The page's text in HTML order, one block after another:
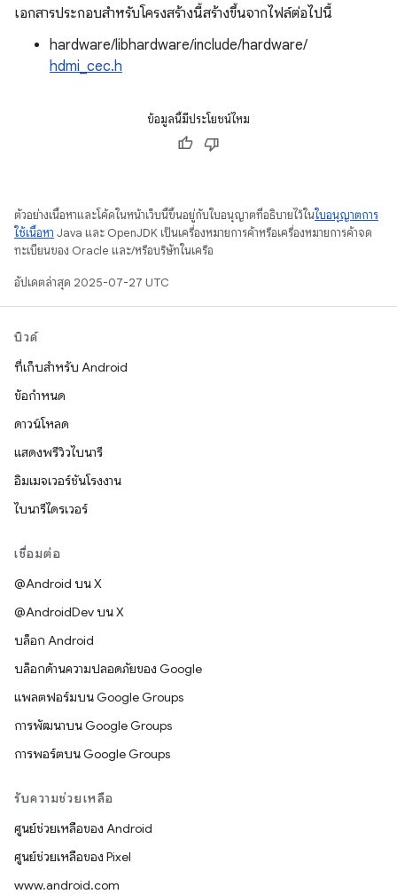
เอกสารประกอบสำหรับโครงสร้างนี้สร้างขึ้นจากไฟล์ต่อไปนี้
hardware/libhardware/include/hardware/
hdmi_cec.h
ข้อมูลนี้มีประโยชน์ไหม
ตัวอย่างเนื้อหาและโค้ดในหน้าเว็บนี้ขึ้นอยู่กับใบอนุญาตที่อธิบายไว้ในใบอนุญาตการ
ใช้เนื้อหา Java และ OpenJDK เป็นเครื่องหมายการค้าหรือเครื่องหมายการค้าจด
ทะเบียนของ Oracle และ/หรือบริษัทในเครือ
อัปเดตล่าสุด 2025-07-27 UTC
บิวด์
ที่เก็บสำหรับ Android
ข้อกำหนด
ดาวน์โหลด
แสดงพรีวิวไบนารี
อิมเมจเวอร์ชันโรงงาน
ไบนารีไดรเวอร์
เชื่อมต่อ
@Android บน X
@AndroidDev บน X
บล็อก Android
บล็อกด้านความปลอดภัยของ Google
แพลตฟอร์มบน Google Groups
การพัฒนาบน Google Groups
การพอร์ตบน Google Groups
รับความช่วยเหลือ
ศูนย์ช่วยเหลือของ Android
ศูนย์ช่วยเหลือของ Pixel
www.android.com